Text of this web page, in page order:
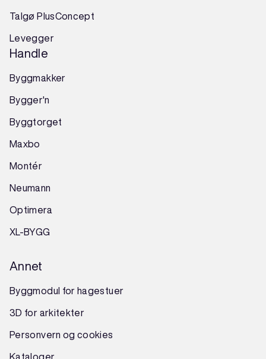
Talgø PlusConcept
Levegger
Handle
Byggmakker
Bygger'n
Byggtorget
Maxbo
Montér
Neumann
Optimera
XL-BYGG
Annet
Byggmodul for hagestuer
3D for arkitekter
Personvern og cookies
Kataloger